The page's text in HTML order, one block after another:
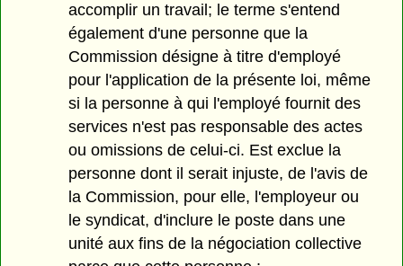
accomplir un travail; le terme s'entend
également d'une personne que la
Commission désigne à titre d'employé
pour l'application de la présente loi, même
si la personne à qui l'employé fournit des
services n'est pas responsable des actes
ou omissions de celui-ci. Est exclue la
personne dont il serait injuste, de l'avis de
la Commission, pour elle, l'employeur ou
le syndicat, d'inclure le poste dans une
unité aux fins de la négociation collective